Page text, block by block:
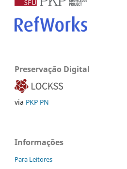
Preservação Digital
via PKP PN
Informações
Para Leitores